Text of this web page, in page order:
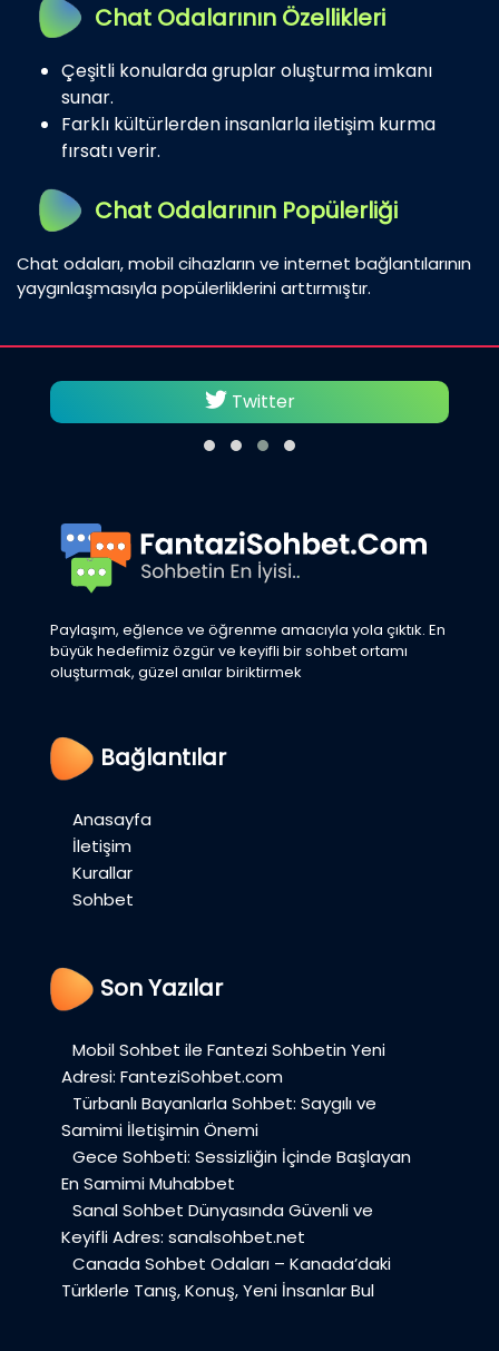
Chat Odalarının Özellikleri
Çeşitli konularda gruplar oluşturma imkanı
sunar.
Farklı kültürlerden insanlarla iletişim kurma
fırsatı verir.
Chat Odalarının Popülerliği
Chat odaları, mobil cihazların ve internet bağlantılarının
yaygınlaşmasıyla popülerliklerini arttırmıştır.
Twitter
Paylaşım, eğlence ve öğrenme amacıyla yola çıktık. En
büyük hedefimiz özgür ve keyifli bir sohbet ortamı
oluşturmak, güzel anılar biriktirmek
Bağlantılar
Anasayfa
İletişim
Kurallar
Sohbet
Son Yazılar
Mobil Sohbet ile Fantezi Sohbetin Yeni
Adresi: FanteziSohbet.com
Türbanlı Bayanlarla Sohbet: Saygılı ve
Samimi İletişimin Önemi
Gece Sohbeti: Sessizliğin İçinde Başlayan
En Samimi Muhabbet
Sanal Sohbet Dünyasında Güvenli ve
Keyifli Adres: sanalsohbet.net
Canada Sohbet Odaları – Kanada’daki
Türklerle Tanış, Konuş, Yeni İnsanlar Bul